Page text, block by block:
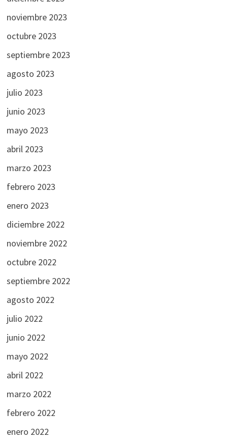
noviembre 2023
octubre 2023
septiembre 2023
agosto 2023
julio 2023
junio 2023
mayo 2023
abril 2023
marzo 2023
febrero 2023
enero 2023
diciembre 2022
noviembre 2022
octubre 2022
septiembre 2022
agosto 2022
julio 2022
junio 2022
mayo 2022
abril 2022
marzo 2022
febrero 2022
enero 2022